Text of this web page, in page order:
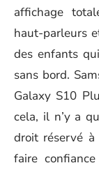
affichage
haut-parleurs
des enfants
sans bord.
Galaxy S10
cela, il n’y a
droit réservé
faire